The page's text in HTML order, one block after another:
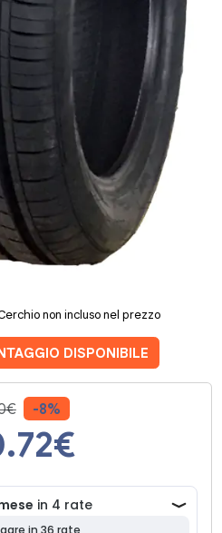
non incluso nel prezzo
DISPONIBILE
-8%
€